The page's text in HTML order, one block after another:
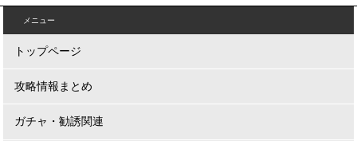
メニュー
トップページ
攻略情報まとめ
ガチャ・勧誘関連